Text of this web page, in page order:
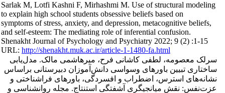
Sarlak M, Lotfi Kashni F, Mirhashmi M. Use of structural modeling
to explain high school students obsessive beliefs based on
symptoms of stress, anxiety, and depression, metacognitive beliefs,
and self-esteem: The mediating role of inferential confusion.
Shenakht Journal of Psychology and Psychiatry 2022; 9 (2) :1-15
URL:http://shenakht.muk.ac.ir/article-1-1480-fa.html
سرلک معصومه، لطفی کاشانی فرح، میرهاشمی مالک. مدل‌یابی
ساختاری تبیین باورهای وسواسی دانش‌آموزان دبیرستانی براساس
نشانه‌های استرس، اضطراب و افسردگی، باورهای فراشناختی و
عزت‌نفس: نقش میانجیگری آشفتگی استنتاج. مجله روانشناسی و